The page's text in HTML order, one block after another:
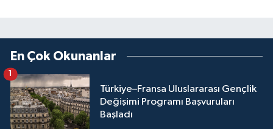
En Çok Okunanlar
Türkiye–Fransa Uluslararası Gençlik
Değişimi Programı Başvuruları
Başladı
1